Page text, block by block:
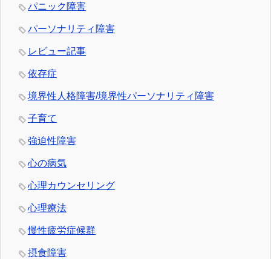
パニック障害
パーソナリティ障害
レビュー記事
依存症
境界性人格障害/境界性パーソナリティ障害
子育て
強迫性障害
心の病気
心理カウンセリング
心理療法
慢性疲労症候群
摂食障害